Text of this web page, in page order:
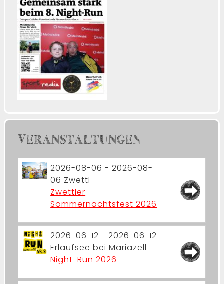
VERANSTALTUNGEN
2026-08-06 - 2026-08-
06 Zwettl
Zwettler
Sommernachtsfest 2026
2026-06-12 - 2026-06-12
Erlaufsee bei Mariazell
Night-Run 2026